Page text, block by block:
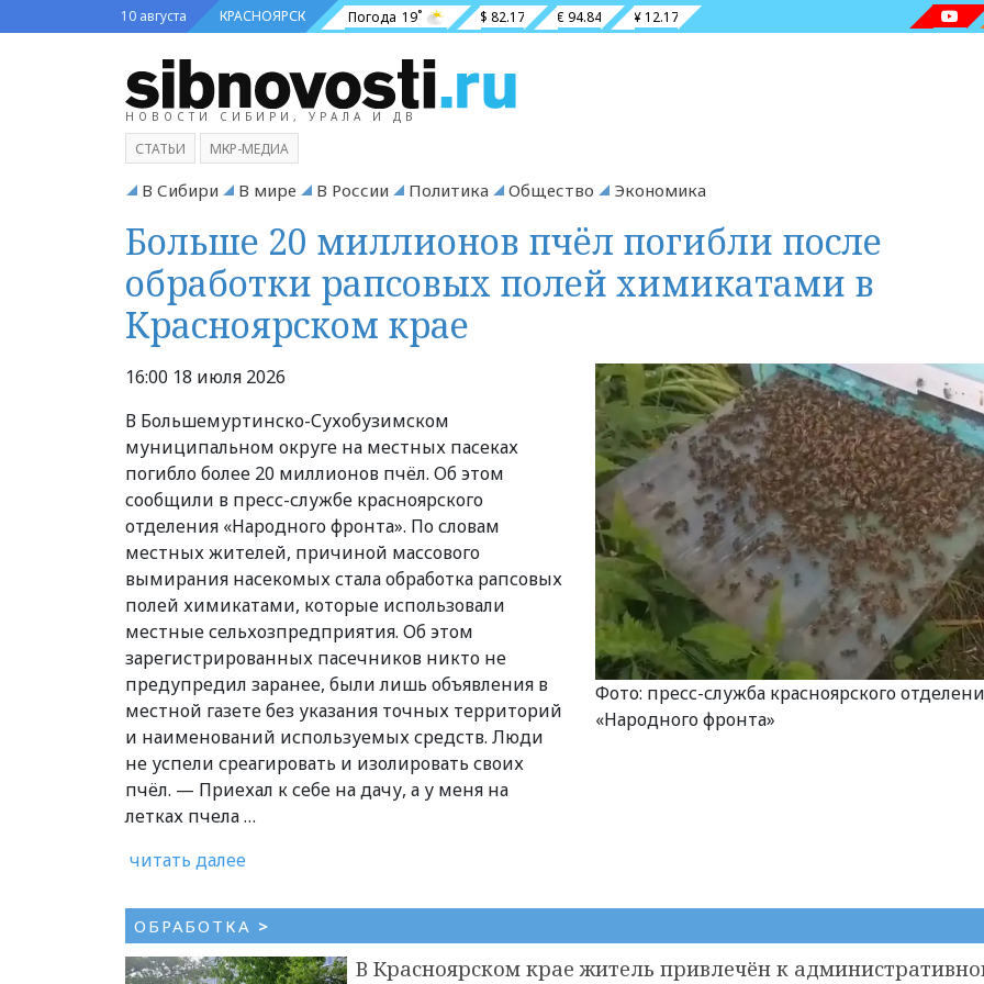
10 августа КРАСНОЯРСК Погода 19˚ $ 82.17 € 94.84 ¥ 12.17
НОВОСТИ СИБИРИ, УРАЛА И ДВ
СТАТЬИ МКР-МЕДИА
В Сибири В мире В России Политика Общество Экономика
Больше 20 миллионов пчёл погибли после
обработки рапсовых полей химикатами в
Красноярском крае
16:00 18 июля 2026
В Большемуртинско-Сухобузимском
муниципальном округе на местных пасеках
погибло более 20 миллионов пчёл. Об этом
сообщили в пресс-службе красноярского
отделения «Народного фронта». По словам
местных жителей, причиной массового
вымирания насекомых стала обработка рапсовых
полей химикатами, которые использовали
местные сельхозпредприятия. Об этом
зарегистрированных пасечников никто не
предупредил заранее, были лишь объявления в
местной газете без указания точных территорий
и наименований используемых средств. Люди
не успели среагировать и изолировать своих
пчёл. — Приехал к себе на дачу, а у меня на
летках пчела …
читать далее
Фото: пресс-служба красноярского
«Народного фронта»
ОБРАБОТКА >
В Красноярском крае житель привлечён к